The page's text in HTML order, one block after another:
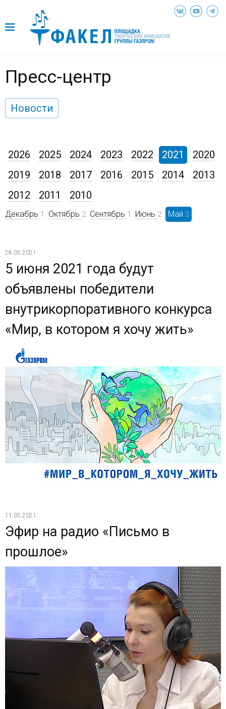
Пресс-центр
Новости
2026 2025 2024 2023 2022 2021
Декабрь 1 Октябрь 2 Сентябрь 1 Июнь 2 Май 3
2020
2019
2018 2017 2016 2015 2014
2013
2012
2011 2010
28.05.2021
5 июня 2021 года будут
объявлены победители
внутрикорпоративного конкурса
«Мир, в котором я хочу жить»
11.05.2021
Эфир на радио «Письмо в
прошлое»